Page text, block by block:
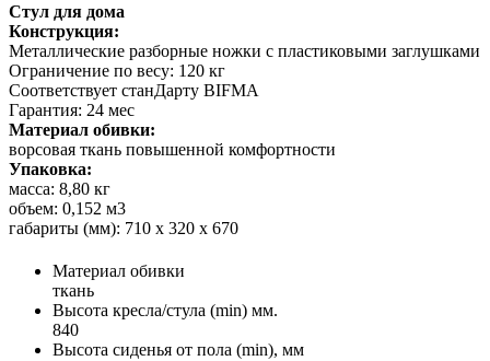
Стул для дома
Конструкция:
Металлические разборные ножки с пластиковыми заглушками
Ограничение по весу: 120 кг
Соответствует станДарту BIFMA
Гарантия: 24 мес
Материал обивки:
ворсовая ткань повышенной комфортности
Упаковка:
масса: 8,80 кг
объем: 0,152 м3
габариты (мм): 710 х 320 х 670
Материал обивки
ткань
Высота кресла/стула (min) мм.
840
Высота сиденья от пола (min), мм